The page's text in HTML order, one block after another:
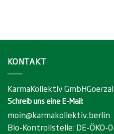
KONTAKT
KarmaKollektiv
Schreib uns eine E-Mail:
moin@karmakollektiv.berlin
Bio-Kontrollstelle:DE-ÖKO-